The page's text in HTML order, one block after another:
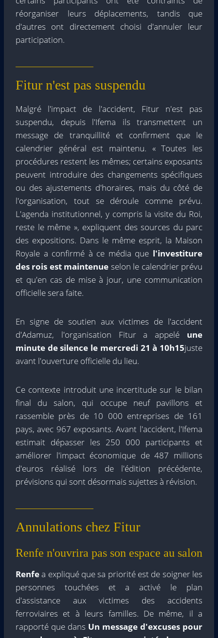
réorganiser leurs déplacements, tandis que
d'autres ont directement choisi d'annuler leur
participation.
Fitur n'est pas suspendu
Malgré l'impact de l'accident, Fitur n'est pas
suspendu, depuis l'Ifema ils transmettent un
message de tranquillité et confirment que le
calendrier général est maintenu. « Toutes les
procédures restent les mêmes; certains exposants
peuvent introduire des changements spécifiques
ou des ajustements d'horaires, mais du côté de
l'organisation, tout se déroule comme prévu.
L'agenda institutionnel, y compris la visite du Roi,
reste le même », expliquent des sources du parc
des expositions. Dans le même esprit, la Maison
Royale a confirmé à ce média que l'investiture
des rois est maintenue selon le calendrier prévu
et qu'en cas de mise à jour, une communication
officielle sera faite.
En signe de soutien aux victimes de l'accident
d'Adamuz, l'organisation Fitur a appelé une
minute de silence le mercredi 21 à 10h15juste
avant l'ouverture officielle du lieu.
Ce contexte introduit une incertitude sur le bilan
final du salon, qui occupe neuf pavillons et
rassemble près de 10 000 entreprises de 161
pays, avec 967 exposants. Avant l'accident, l'Ifema
estimait dépasser les 250 000 participants et
améliorer l'impact économique de 487 millions
d'euros réalisé lors de l'édition précédente,
prévisions qui sont désormais sujettes à révision.
Annulations chez Fitur
Renfe n'ouvrira pas son espace au salon
Renfea expliqué que sa priorité est de soigner les
personnes touchées et a activé le plan
d'assistance aux victimes des accidents
ferroviaires et à leurs familles. De même, il a
rapporté que dans Un message d'excuses pour